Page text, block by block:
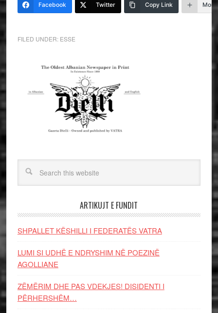
Facebook Twitter Copy Link More
FILED UNDER: ESSE
ARTIKUJT E FUNDIT
SHPALLET KËSHILLI I FEDERATËS VATRA
LUMI SI UDHË E NDRYSHIM NË POEZINË
AGOLLIANE
ZËMËRIM DHE PAS VDEKJES! DISIDENTI I
PËRHERSHËM…